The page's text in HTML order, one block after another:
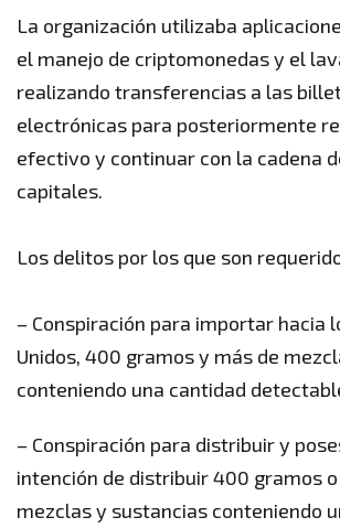
La organización utilizaba
el manejo de criptomonedas y el
realizando transferencias a las
electrónicas para posteriormente
efectivo y continuar con la cadena
capitales.
Los delitos por los que son
– Conspiración para importar hacia
Unidos, 400 gramos y más de
conteniendo una cantidad
– Conspiración para distribuir y
intención de distribuir 400 gramos
mezclas y sustancias conteniendo